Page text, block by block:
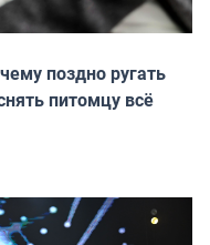
поздно ругать
питомцу всё